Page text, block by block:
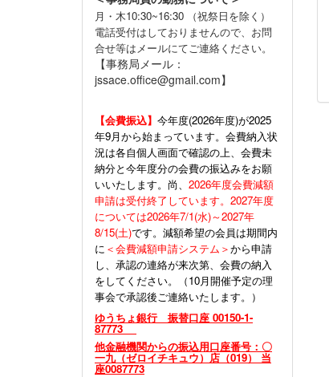
月・木10:30~16:30 （祝祭日を除く）
電話受付はしておりませんので、お問
合せ等はメールにてご連絡ください。
【事務局メール：
jssace.office@gmail.com】
【会費振込】 今年度(2026年度)が2025
年9月から始まっています。会費納入状
況は各自個人画面で確認の上、会費未
納分と今年度分の会費の振込みをお願
いいたします。尚、 2026年度会費減額
申請は受付終了しています。2027年度
については2026年7/1(水)～2027年
8/15(土)です。減額希望の会員は期間内
に ＜会費減額申請システム＞から申請
し、承認の連絡が来次第、会費の納入
をしてください。（10月開催予定の理
事会で承認後ご連絡いたします。）
ゆうちょ銀行 振替口座 00150-1-
87773
他金融機関からの振込用口座番号：〇
一九（ゼロイチキュウ）店（019） 当
座0087773